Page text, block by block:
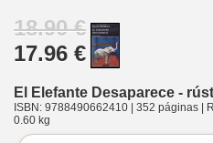
18.90 €
17.96 €
El Elefante Desaparece -
ISBN: 9788490662410 | 352 páginas |
0.60 kg